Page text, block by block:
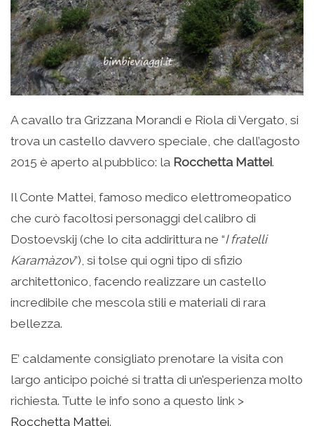
A cavallo tra Grizzana Morandi e Riola di Vergato, si
trova un castello davvero speciale, che dall’agosto
2015 è aperto al pubblico: la Rocchetta Mattei.
Il Conte Mattei, famoso medico elettromeopatico
che curò facoltosi personaggi del calibro di
Dostoevskij (che lo cita addirittura ne “I fratelli
Karamàzov”), si tolse qui ogni tipo di sfizio
architettonico, facendo realizzare un castello
incredibile che mescola stili e materiali di rara
bellezza.
E’ caldamente consigliato prenotare la visita con
largo anticipo poiché si tratta di un’esperienza molto
richiesta. Tutte le info sono a questo link >
Rocchetta Mattei.